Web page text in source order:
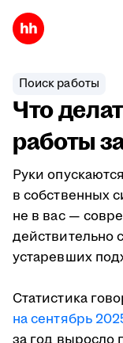
Поиск работы
Что
работы
Руки
в собственных
не в вас —
действительно
устаревших
Статистика
на сентябрь